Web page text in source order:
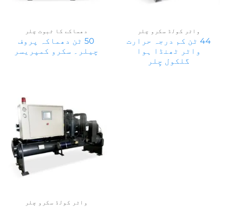
دھماکے کا ثبوت چلر
50 ٹن دھماکہ پروف
چیلر۔ سکرو کمپریسر
واٹر کولڈ سکرو چلر
44 ٹن کم درجہ حرارت
واٹر ٹھنڈا ہوا
گلکول چِلر
واٹر کولڈ سکرو چلر